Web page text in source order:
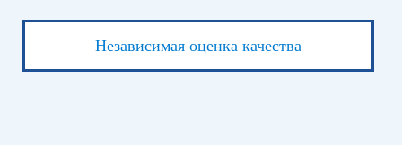
Независимая оценка качества